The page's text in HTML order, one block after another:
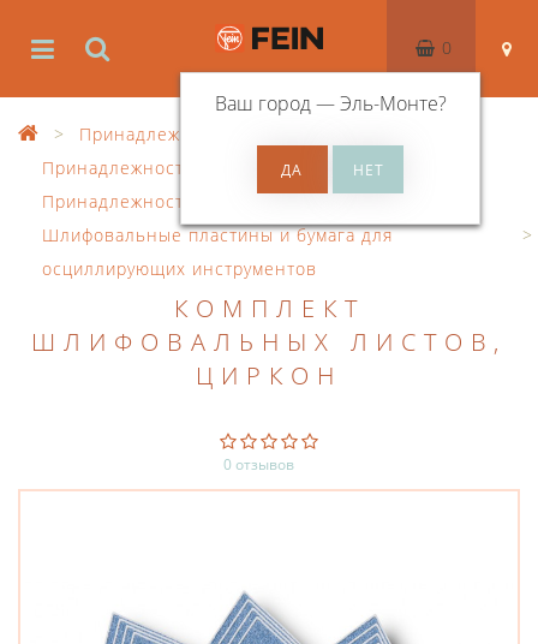
Ваш город —Эль-Монте?
0
Принадлежности
Принадлежности к осцил. инструменту
Принадлежности MultiMaster
Шлифовальные пластины и бумага для
осциллирующих инструментов
КОМПЛЕКТ
ШЛИФОВАЛЬНЫХ ЛИСТОВ,
ЦИРКОН
0 отзывов